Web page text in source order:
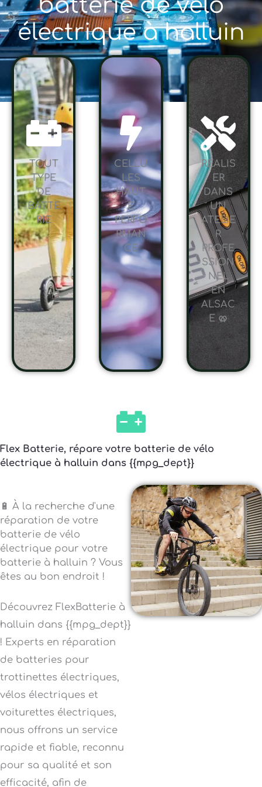
batterie de vélo
électrique à halluin
TOUT
TYPE
DE
BATTE
RIE
CELLU
LES
HAUT
E
PERFO
RMAN
CE
RÉALIS
ER
DANS
UN
ATELIE
R
PROFE
SSION
NEL
EN
ALSAC
E 🥨
Flex Batterie, répare votre batterie de vélo
électrique à halluin dans {{mpg_dept}}
🔋 À la recherche d'une
réparation de votre
batterie de vélo
électrique pour votre
batterie à halluin ? Vous
êtes au bon endroit !
Découvrez FlexBatterie à
halluin dans {{mpg_dept}}
! Experts en réparation
de batteries pour
trottinettes électriques,
vélos électriques et
voiturettes électriques,
nous offrons un service
rapide et fiable, reconnu
pour sa qualité et son
efficacité, afin de